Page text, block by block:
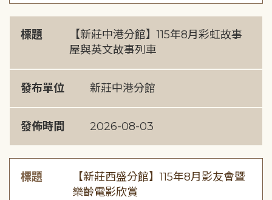
標題
【新莊中港分館】115年8月彩虹故事
屋與英文故事列車
發布單位 新莊中港分館
發佈時間 2026-08-03
標題
【新莊西盛分館】115年8月影友會暨
樂齡電影欣賞